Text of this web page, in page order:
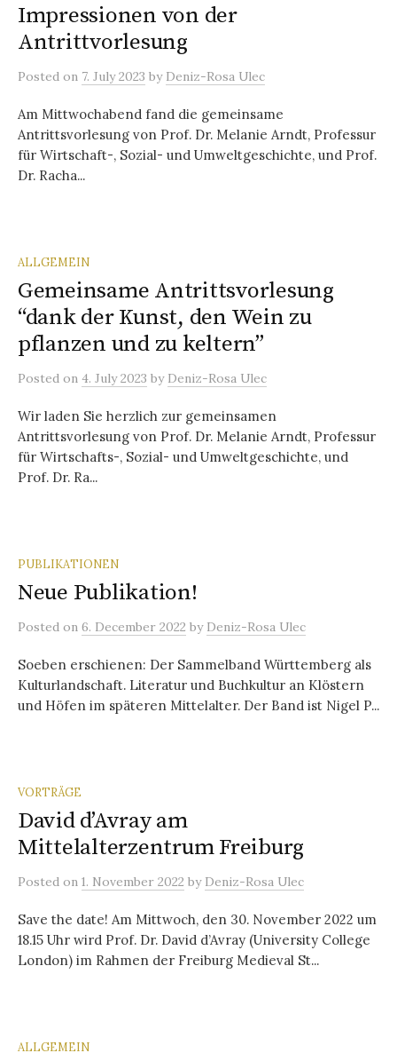
Impressionen von der
Antrittvorlesung
Posted on 7. July 2023 by Deniz-Rosa Ulec
Am Mittwochabend fand die gemeinsame
Antrittsvorlesung von Prof. Dr. Melanie Arndt, Professur
für Wirtschaft-, Sozial- und Umweltgeschichte, und Prof.
Dr. Racha...
ALLGEMEIN
Gemeinsame Antrittsvorlesung
“dank der Kunst, den Wein zu
pflanzen und zu keltern”
Posted on 4. July 2023 by Deniz-Rosa Ulec
Wir laden Sie herzlich zur gemeinsamen
Antrittsvorlesung von Prof. Dr. Melanie Arndt, Professur
für Wirtschafts-, Sozial- und Umweltgeschichte, und
Prof. Dr. Ra...
PUBLIKATIONEN
Neue Publikation!
Posted on 6. December 2022 by Deniz-Rosa Ulec
Soeben erschienen: Der Sammelband Württemberg als
Kulturlandschaft. Literatur und Buchkultur an Klöstern
und Höfen im späteren Mittelalter. Der Band ist Nigel P...
VORTRÄGE
David d’Avray am
Mittelalterzentrum Freiburg
Posted on 1. November 2022 by Deniz-Rosa Ulec
Save the date! Am Mittwoch, den 30. November 2022 um
18.15 Uhr wird Prof. Dr. David d’Avray (University College
London) im Rahmen der Freiburg Medieval St...
ALLGEMEIN